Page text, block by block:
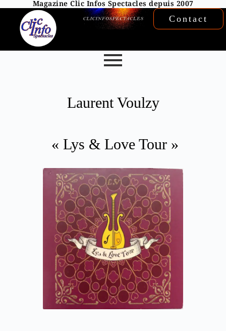
Magazine Clic Infos Spectacles depuis 2007
Contact
Laurent Voulzy
« Lys & Love Tour »